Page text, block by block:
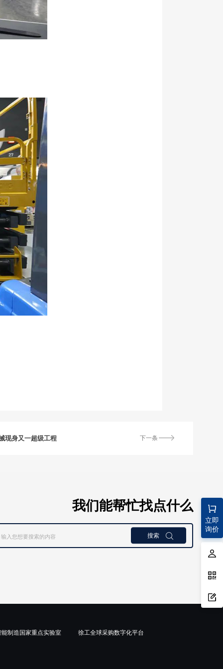
下一条
现身又一超级工程
立即
询价
我们能帮忙找点什么
搜索 
制造国家重点实验室 徐工全球采购数字化平台